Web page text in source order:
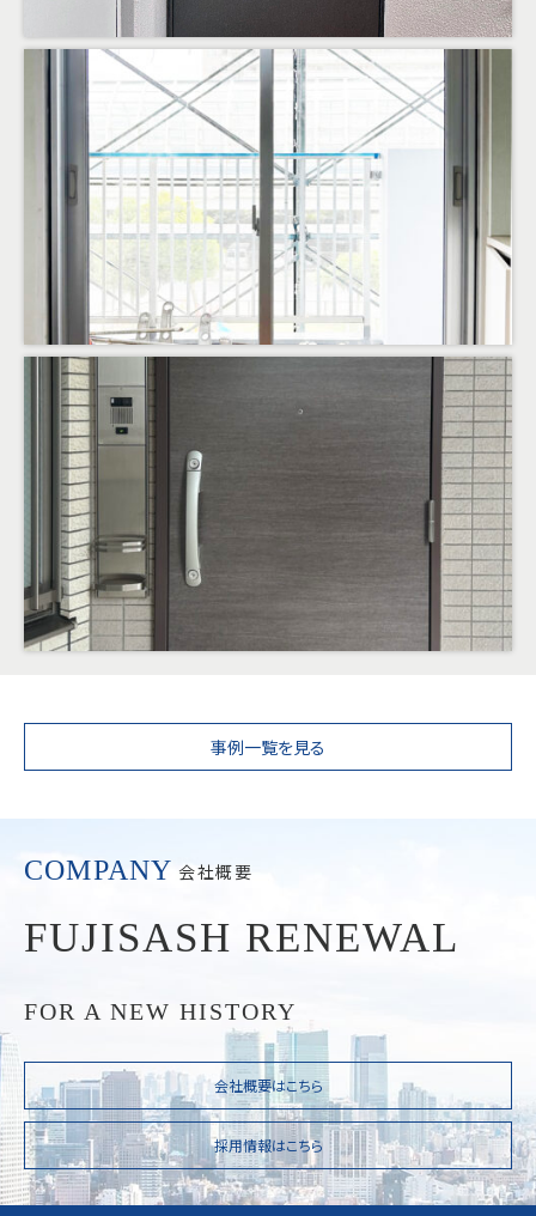
事例一覧を見る
COMPANY 会社概要
FUJISASH RENEWAL
FOR A NEW HISTORY
会社概要はこちら
採用情報はこちら